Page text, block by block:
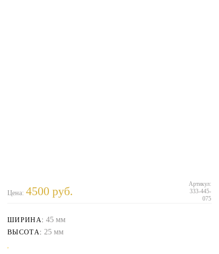
Цена: 4500 руб.
Артикул:
333-445-
075
ШИРИНА: 45 мм
ВЫСОТА: 25 мм